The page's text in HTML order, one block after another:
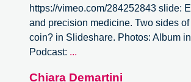
https://vimeo.com/284252843 slide:
and precision medicine. Two sides
coin? in Slideshare. Photos: Album
Podcast: ...
Chiara Demartini